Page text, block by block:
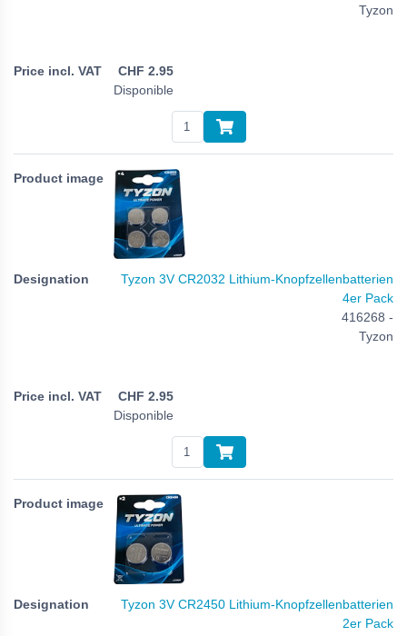
Tyzon
CHF 2.95
Disponible
Tyzon 3V CR2032 Lithium-Knopfzellenbatterien
4er Pack
416268 -
Tyzon
CHF 2.95
Disponible
Tyzon 3V CR2450 Lithium-Knopfzellenbatterien
2er Pack